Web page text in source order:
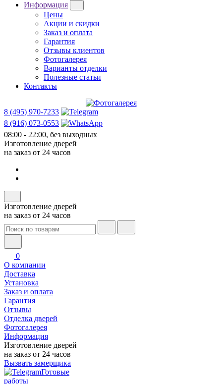
Информация
Цены
Акции и скидки
Заказ и оплата
Гарантия
Отзывы клиентов
Фотогалерея
Варианты отделки
Полезные статьи
Контакты
8 (495) 970-7233
8 (916) 073-0553
08:00 - 22:00, без выходных
Изготовление дверей
на заказ от 24 часов
Изготовление дверей
на заказ от 24 часов
0
О компании
Доставка
Установка
Заказ и оплата
Гарантия
Отзывы
Отделка дверей
Фотогалерея
Информация
Изготовление дверей
на заказ от 24 часов
Вызвать замерщика
Готовые
работы